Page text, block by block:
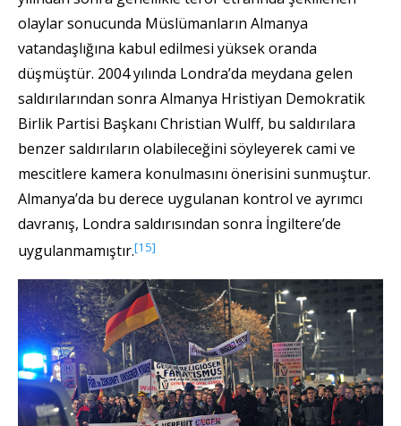
olaylar sonucunda Müslümanların Almanya
vatandaşlığına kabul edilmesi yüksek oranda
düşmüştür. 2004 yılında Londra’da meydana gelen
saldırılarından sonra Almanya Hristiyan Demokratik
Birlik Partisi Başkanı Christian Wulff, bu saldırılara
benzer saldırıların olabileceğini söyleyerek cami ve
mescitlere kamera konulmasını önerisini sunmuştur.
Almanya’da bu derece uygulanan kontrol ve ayrımcı
davranış, Londra saldırısından sonra İngiltere’de
uygulanmamıştır.[15]